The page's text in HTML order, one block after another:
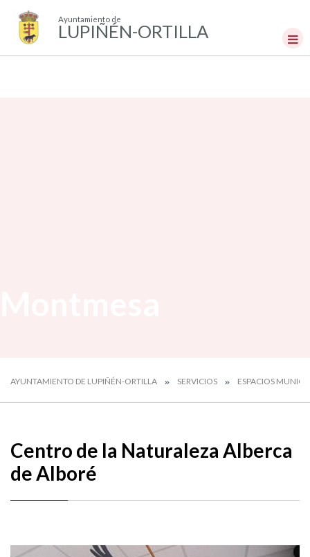
Ayuntamiento de
LUPIÑÉN-ORTILLA
AYUNTAMIENTO DE LUPIÑÉN-ORTILLA SERVICIOS ESPACIOS
Centro de la Naturaleza Alberca
de Alboré